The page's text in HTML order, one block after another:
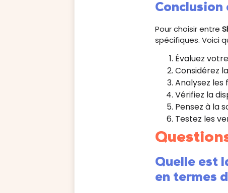
Pour choisir entre
spécifiques. Voici
Évaluez
Considérez
Analysez
Vérifiez la
Pensez à la
Testez les
Quelle est
en termes